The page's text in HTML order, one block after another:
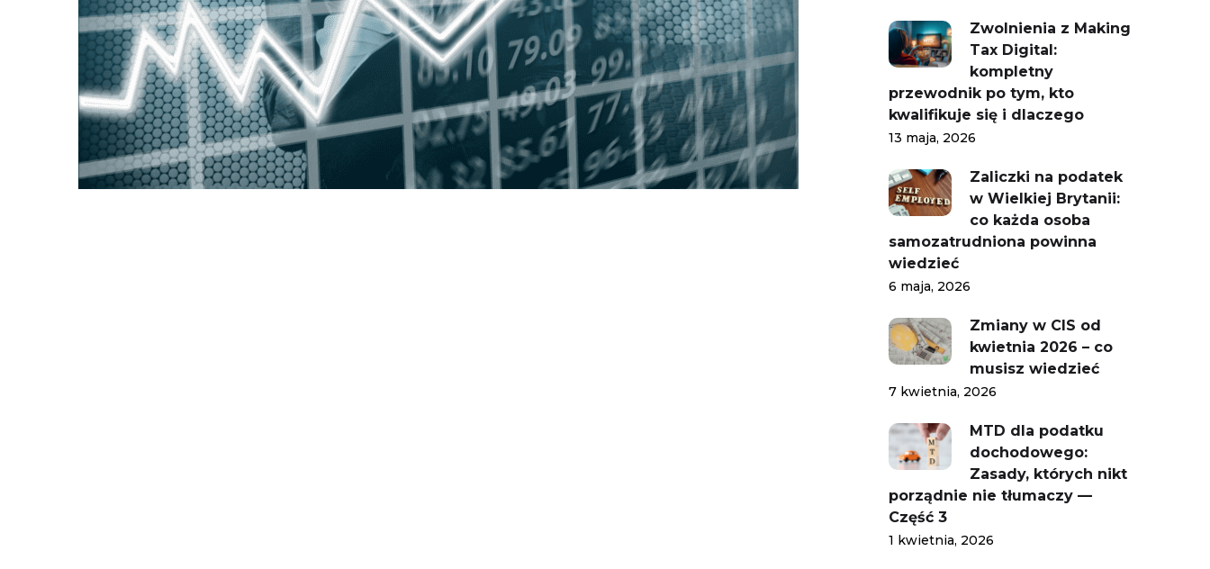
Zwolnienia z Making
Tax Digital:
kompletny
przewodnik po tym, kto
kwalifikuje się i dlaczego
13 maja, 2026
Zaliczki na podatek
w Wielkiej Brytanii:
co każda osoba
samozatrudniona powinna
wiedzieć
6 maja, 2026
Zmiany w CIS od
kwietnia 2026 – co
musisz wiedzieć
7 kwietnia, 2026
MTD dla podatku
dochodowego:
Zasady, których nikt
porządnie nie tłumaczy —
Część 3
1 kwietnia, 2026